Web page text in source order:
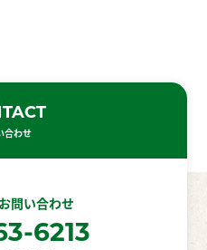
合わせ
お問い合わせ
6213